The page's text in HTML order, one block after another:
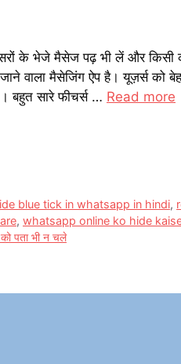
के भेजे मैसेज पढ़ भी लें और किसी
वाला मैसेजिंग ऐप है। यूज़र्स को
बहुत सारे फीचर्स … Read more
blue tick in whatsapp in hindi,
, whatsapp online ko hide
पता भी न चले